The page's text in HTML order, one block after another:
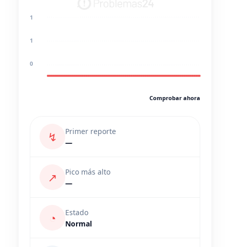
1
1
0
Comprobar ahora
↯
Primer reporte
—
↗
Pico más alto
—
◔
Estado
Normal